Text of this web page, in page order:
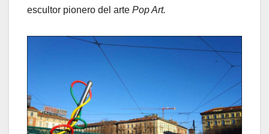
escultor pionero del arte Pop Art.